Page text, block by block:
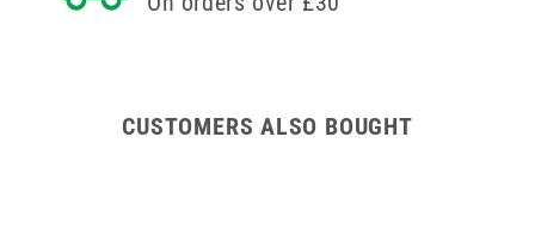
CUSTOMERS ALSO BOUGHT